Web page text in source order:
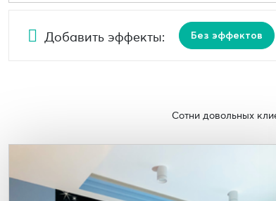
Добавить эффекты: Без эффектов
Сотни довольных